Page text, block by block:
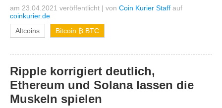
am 23.04.2021 veröffentlicht | von Coin Kurier Staff auf
coinkurier.de
Altcoins
Bitcoin ₿ BTC
Ripple korrigiert deutlich,
Ethereum und Solana lassen die
Muskeln spielen